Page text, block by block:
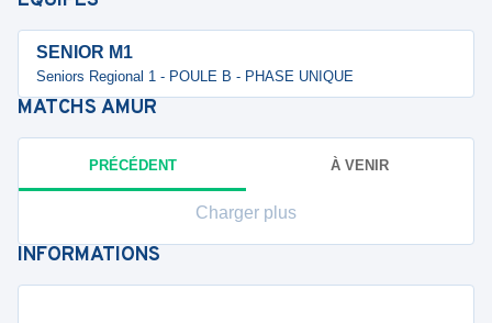
SENIOR M1
Seniors Regional 1 - POULE B - PHASE UNIQUE
MATCHS AMUR
PRÉCÉDENT À VENIR
Charger plus
INFORMATIONS